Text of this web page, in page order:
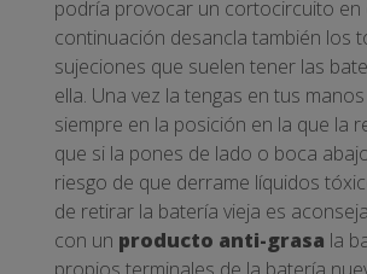
podría provocar un cortocircuito en
continuación desancla también los
sujeciones que suelen tener las
ella. Una vez la tengas en tus
siempre en la posición en la que la
que si la pones de lado o boca
riesgo de que derrame líquidos
de retirar la batería vieja es
con un producto anti-grasa la